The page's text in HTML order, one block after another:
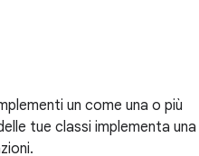
un come una o più
tue classi implementa una